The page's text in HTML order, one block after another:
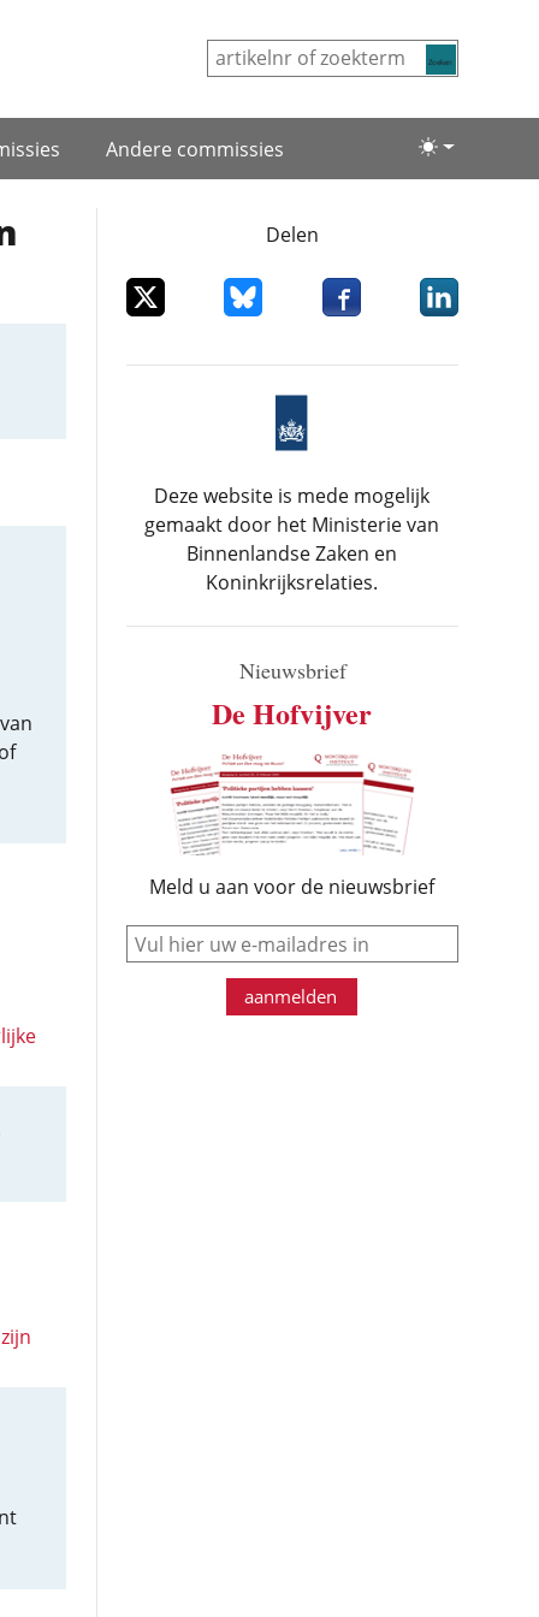
Lichte/
Andere commissies
Delen
Deel dit item op XDeel dit item op Bluesky
Deel dit item op
Deel dit
Deze website is mede mogelijk
gemaakt door het Ministerie van
Binnenlandse Zaken en
Koninkrijksrelaties.
Nieuwsbrief
De Hofvijver
Meld u aan voor de nieuwsbrief
e-mail
aanmelden